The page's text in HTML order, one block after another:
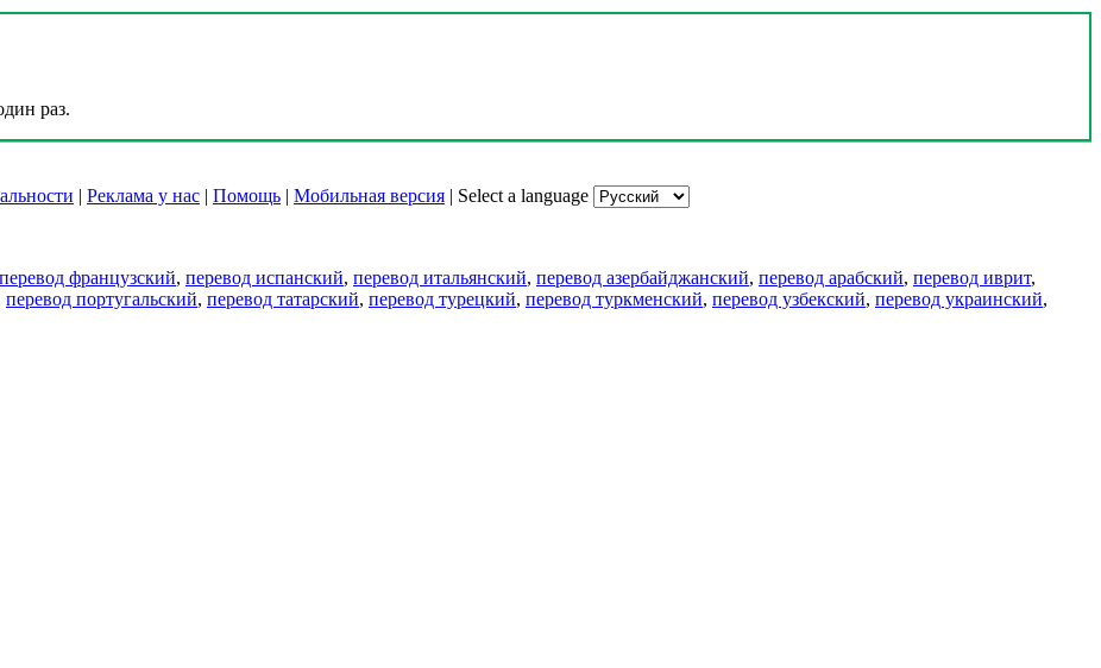
раз.
| Реклама у нас | Помощь | Мобильная версия | Select a language
перевод французский, перевод испанский, перевод итальянский, перевод азербайджанский, перевод арабский, перевод иврит,
перевод португальский, перевод татарский, перевод турецкий, перевод туркменский, перевод узбекский, перевод украинский,